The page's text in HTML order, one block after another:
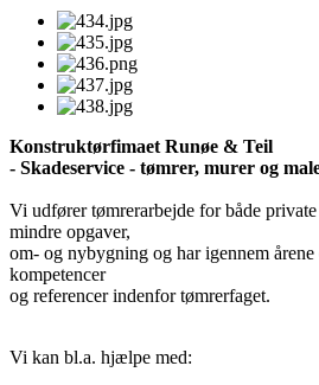
Konstruktørfimaet Runøe & Teil
- Skadeservice - tømrer, murer og
Vi udfører tømrerarbejde for både
mindre opgaver,
om- og nybygning og har igennem
kompetencer
og referencer indenfor tømrerfaget.
Vi kan bl.a. hjælpe med: